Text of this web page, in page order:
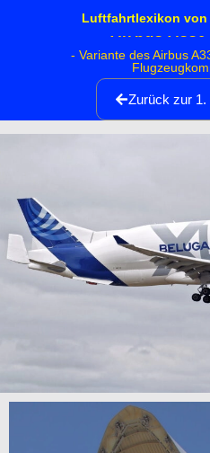
Luftfahrtlexikon von
Airbus
- Variante des Airbus
Zurück zur 1.